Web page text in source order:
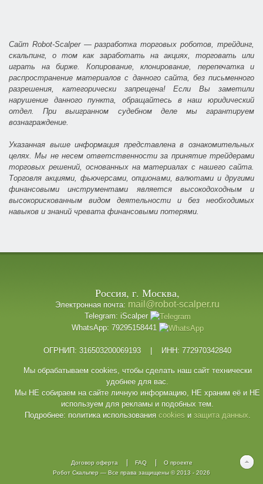
Сайт Robot-Scalper — разработка торговых роботов, трейдинг,
скальпинг, о том как заработать на акциях, торговать или
играть на бирже. Копирование, клонирование, перепечатка и
распространение материалов с данного сайта, без письменного
разрешения, категорически запрещена! Если Вы заметили
нарушение данного пункта, обращайтесь в наш юридический
отдел. При выигранном судебном деле мы гарантируем
вознаграждение.
Указанная выше информация представлена в ознакомительных
целях. Мы не несем ответственности за принятие трейдерами
торговых решений, основанных на материалах с нашего сайта.
Торговля акциями, фьючерсами, опционами, валютами и другими
финансовыми инструментами является высокодоходным и
высокорискованным видом деятельности и без необходимых
навыков и знаний чревата финансовыми потерями.
Россия, г. Москва,
Электронная почта: mail@robot-scalper.ru
Telegram: iScalper
WhatsApp: 79295158441
ОГРНИП: 316503200069193 | ИНН: 772970342840
Мы обрабатываем cookies, чтобы сделать наш сайт технически
удобнее для вас.
Мы НЕ собираем на сайте личную информацию, НЕ храним её и НЕ
используем для рекламы и подобных тем.
Подробнее: политика использования cookies и защита данных.
Договор оферта FAQ
О проекте
Робот Скальпер — Все права защищены © 2013 -2026